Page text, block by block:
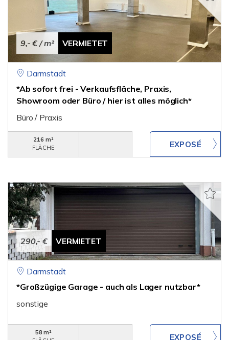
9,- €/ m² VERMIETET
Darmstadt
*Ab sofort frei - Verkaufsfläche, Praxis,
Showroom oder Büro / hier ist alles möglich*
Büro / Praxis
216 m²
FLÄCHE
290,- € VERMIETET
Darmstadt
*Großzügige Garage - auch als Lager nutzbar*
sonstige
58 m²